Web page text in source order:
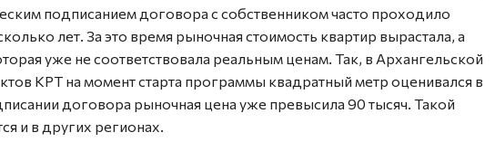
подписанием договора с собственником часто проходило
лет. За это время рыночная стоимость квартир вырастала, а
уже не соответствовала реальным ценам. Так, в Архангельской
КРТ на момент старта программы квадратный метр оценивался в
договора рыночная цена уже превысила 90 тысяч. Такой
и в других регионах.